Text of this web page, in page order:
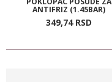
ANTIFRIZ (1.45BAR)
349,74 RSD